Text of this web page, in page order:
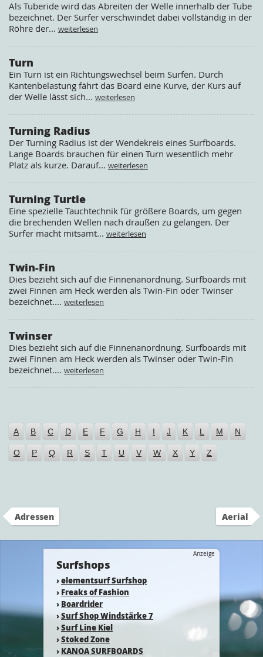
Als Tuberide wird das Abreiten der Welle innerhalb der Tube
bezeichnet. Der Surfer verschwindet dabei vollständig in der
Röhre der... weiterlesen
Turn
Ein Turn ist ein Richtungswechsel beim Surfen. Durch
Kantenbelastung fährt das Board eine Kurve, der Kurs auf
der Welle lässt sich... weiterlesen
Turning Radius
Der Turning Radius ist der Wendekreis eines Surfboards.
Lange Boards brauchen für einen Turn wesentlich mehr
Platz als kurze. Darauf... weiterlesen
Turning Turtle
Eine spezielle Tauchtechnik für größere Boards, um gegen
die brechenden Wellen nach draußen zu gelangen. Der
Surfer macht mitsamt... weiterlesen
Twin-Fin
Dies bezieht sich auf die Finnenanordnung. Surfboards mit
zwei Finnen am Heck werden als Twin-Fin oder Twinser
bezeichnet.... weiterlesen
Twinser
Dies bezieht sich auf die Finnenanordnung. Surfboards mit
zwei Finnen am Heck werden als Twinser oder Twin-Fin
bezeichnet.... weiterlesen
A B C D E F G H I J K L M N
O P Q R S T U V W X Y Z
Adressen Aerial
Anzeige
Surfshops
›elementsurf Surfshop
› Freaks of Fashion
› Boardrider
›Surf Shop Windstärke 7
›Surf Line Kiel
›Stoked Zone
› KANOA SURFBOARDS